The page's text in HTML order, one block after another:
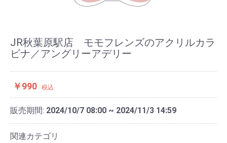
JR秋葉原駅店 モモフレンズのアクリルカラ
ビナ／アングリーアデリー
￥990 税込
販売期間: 2024/10/7 08:00 ~ 2024/11/3 14:59
関連カテゴリ